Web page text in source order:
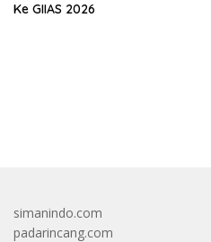
Ke GIIAS 2026
simanindo.com
padarincang.com